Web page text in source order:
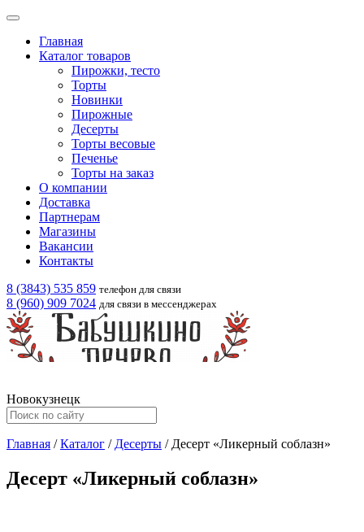
Главная
Каталог товаров
Пирожки, тесто
Торты
Новинки
Пирожные
Десерты
Торты весовые
Печенье
Торты на заказ
О компании
Доставка
Партнерам
Магазины
Вакансии
Контакты
8 (3843) 535 859 телефон для связи
8 (960) 909 7024 для связи в мессенджерах
Новокузнецк
Главная /Каталог / Десерты / Десерт «Ликерный соблазн»
Десерт «Ликерный соблазн»